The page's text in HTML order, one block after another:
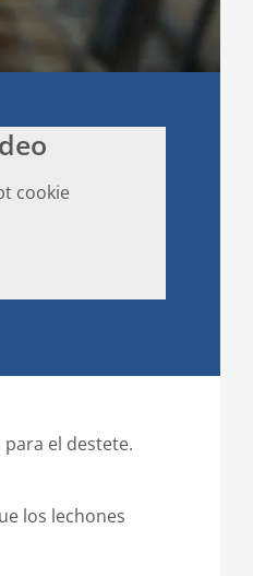
cookie
el destete.
los lechones